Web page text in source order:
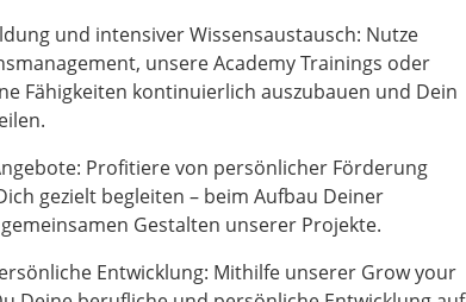
und intensiver Wissensaustausch: Nutze
unsere Academy Trainings oder
Fähigkeiten kontinuierlich auszubauen und Dein
Profitiere von persönlicher Förderung
gezielt begleiten – beim Aufbau Deiner
Gestalten unserer Projekte.
Entwicklung: Mithilfe unserer Grow your